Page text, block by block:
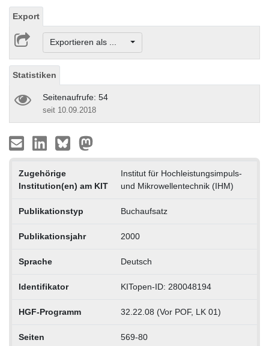
Export
Exportieren als ...
Statistiken
Seitenaufrufe: 54
seit 10.09.2018
Zugehörige
Institution(en) am KIT
Institut für Hochleistungsimpuls-
und Mikrowellentechnik (IHM)
Publikationstyp Buchaufsatz
Publikationsjahr 2000
Sprache Deutsch
Identifikator KITopen-ID: 280048194
HGF-Programm 32.22.08 (Vor POF, LK 01)
Seiten 569-80